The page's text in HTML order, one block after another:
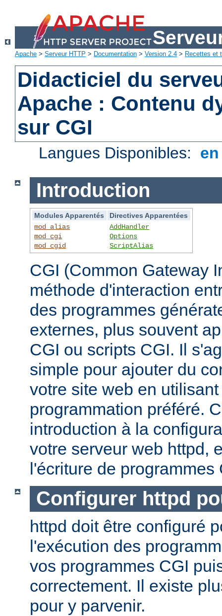
Apache > Serveur HTTP > Documentation > Version 2.4 > Recettes et
Didacticiel du
Apache : Contenu
sur CGI
Langues Disponibles:
Introduction
Modules Apparentés
Directives Apparentées
mod_alias
mod_cgi
mod_cgid
AddHandler
Options
ScriptAlias
CGI (Common Gateway
méthode d'interaction
des programmes
externes, plus souvent
CGI ou scripts CGI. Il
simple pour ajouter du
votre site web en
programmation préféré.
introduction à la
votre serveur web httpd,
l'écriture de programmes
Configurer httpd
httpd doit être configuré
l'exécution des
vos programmes CGI
correctement. Il existe
pour y parvenir.